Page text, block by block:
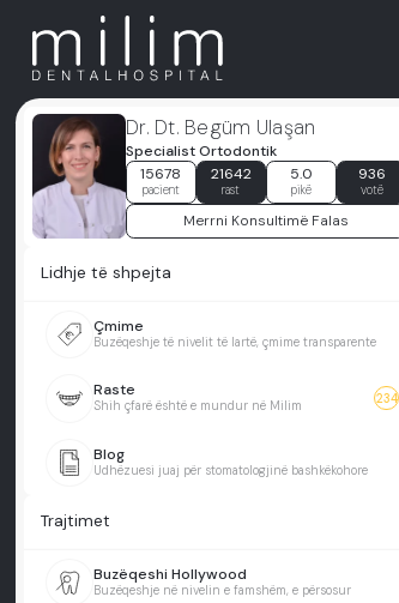
Dr. Dt. Begüm Ulaşan
Specialist Ortodontik
15678
pacient
21642
rast
5.0
pikë
936
votë
Merrni Konsultimë Falas
Lidhje të shpejta
Çmime
Buzëqeshje të nivelit të lartë, çmime transparente
Raste
Shih çfarë është e mundur në Milim 234
Blog
Udhëzuesi juaj për stomatologjinë bashkëkohore
Trajtimet
Buzëqeshi Hollywood
Buzëqeshje në nivelin e famshëm, e përsosur